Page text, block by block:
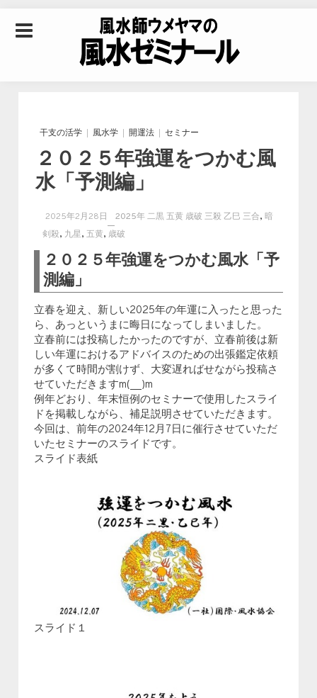
水ゼミナール｜風水
学・四柱推命学・易
学を合わせた立命講
座
干支の活学 風水学 開運法 セミナー
２０２５年強運をつかむ風
水「予測編」
2025年2月28日 2025年 二黒 五黄 歳破 三殺 乙巳 三合,暗
剣殺, 九星,五黄,歳破
２０２５年強運をつかむ風水「予
測編」
立春を迎え、新しい2025年の年運に入ったと思った
ら、あっというまに晦日になってしまいました。
立春前には投稿したかったのですが、立春前後は新
しい年運におけるアドバイスのための出張鑑定依頼
が多くて時間が割けず、大変遅ればせながら投稿さ
せていただきますm(__)m
例年どおり、年末恒例のセミナーで使用したスライ
ドを掲載しながら、補足説明させていただきます。
今回は、前年の2024年12月7日に催行させていただ
いたセミナーのスライドです。
スライド表紙
スライド１